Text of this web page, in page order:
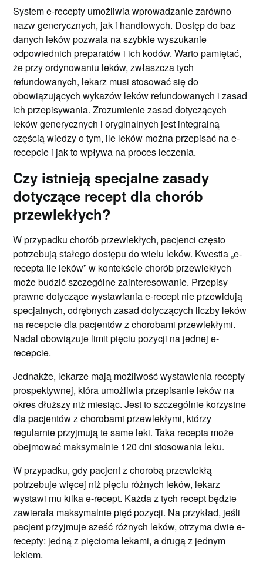
System e-recepty umożliwia wprowadzanie zarówno
nazw generycznych, jak i handlowych. Dostęp do baz
danych leków pozwala na szybkie wyszukanie
odpowiednich preparatów i ich kodów. Warto pamiętać,
że przy ordynowaniu leków, zwłaszcza tych
refundowanych, lekarz musi stosować się do
obowiązujących wykazów leków refundowanych i zasad
ich przepisywania. Zrozumienie zasad dotyczących
leków generycznych i oryginalnych jest integralną
częścią wiedzy o tym, ile leków można przepisać na e-
recepcie i jak to wpływa na proces leczenia.
Czy istnieją specjalne zasady
dotyczące recept dla chorób
przewlekłych?
W przypadku chorób przewlekłych, pacjenci często
potrzebują stałego dostępu do wielu leków. Kwestia „e-
recepta ile leków” w kontekście chorób przewlekłych
może budzić szczególne zainteresowanie. Przepisy
prawne dotyczące wystawiania e-recept nie przewidują
specjalnych, odrębnych zasad dotyczących liczby leków
na recepcie dla pacjentów z chorobami przewlekłymi.
Nadal obowiązuje limit pięciu pozycji na jednej e-
recepcie.
Jednakże, lekarze mają możliwość wystawienia recepty
prospektywnej, która umożliwia przepisanie leków na
okres dłuższy niż miesiąc. Jest to szczególnie korzystne
dla pacjentów z chorobami przewlekłymi, którzy
regularnie przyjmują te same leki. Taka recepta może
obejmować maksymalnie 120 dni stosowania leku.
W przypadku, gdy pacjent z chorobą przewlekłą
potrzebuje więcej niż pięciu różnych leków, lekarz
wystawi mu kilka e-recept. Każda z tych recept będzie
zawierała maksymalnie pięć pozycji. Na przykład, jeśli
pacjent przyjmuje sześć różnych leków, otrzyma dwie e-
recepty: jedną z pięcioma lekami, a drugą z jednym
lekiem.